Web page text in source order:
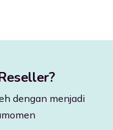
dengan menjadi